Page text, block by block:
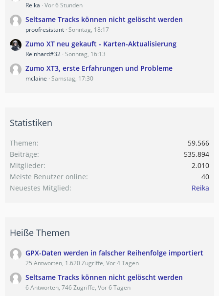
Reika Vor 6 Stunden
Seltsame Tracks können nicht gelöscht werden
proofresistant Sonntag, 18:17
Zumo XT neu gekauft - Karten-Aktualisierung
Reinhard#32 Sonntag, 16:13
Zumo XT3, erste Erfahrungen und Probleme
mclaine Samstag, 17:30
Statistiken
Themen
59.566
Beiträge
535.894
Mitglieder
2.010
Meiste Benutzer online
40
Neuestes Mitglied
Reika
Heiße Themen
GPX-Daten werden in falscher Reihenfolge importiert
25 Antworten, 1.620 Zugriffe, Vor 4 Tagen
Seltsame Tracks können nicht gelöscht werden
6 Antworten, 746 Zugriffe, Vor 6 Tagen